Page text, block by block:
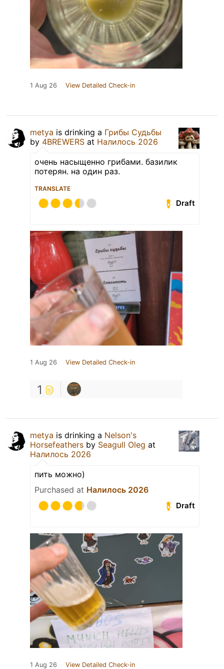
1 Aug 26 View Detailed Check-in
metya is drinking a Грибы Судьбы
by 4BREWERS at Налилось 2026
очень насыщенно грибами. базилик
потерян. на один раз.
TRANSLATE
Draft
1 Aug 26 View Detailed Check-in
1
metya is drinking a Nelson's
Horsefeathers by Seagull Oleg at
Налилось 2026
пить можно)
Purchased at Налилось 2026
Draft
1 Aug 26 View Detailed Check-in